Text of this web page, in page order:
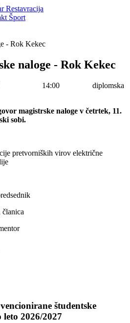
Restavracija
Šport
- Rok Kekec
naloge - Rok Kekec
14:00
diplomska
magistrske naloge v četrtek, 11.
sobi.
pretvorniških virov električne
študentske
2026/2027